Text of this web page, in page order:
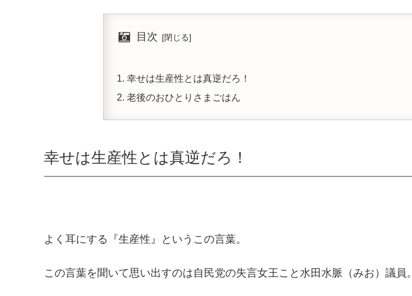
目次
幸せは生産性とは真逆だろ！
老後のおひとりさまごはん
幸せは生産性とは真逆だろ！
よく耳にする『生産性』というこの言葉。
この言葉を聞いて思い出すのは自民党の失言女王こと水田水脈（みお）議員。